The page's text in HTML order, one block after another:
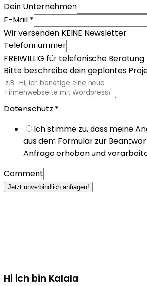
Dein Unternehmen
E-Mail *
Wir versenden KEINE Newsletter
Telefonnummer
FREIWILLIG für telefonische Beratung
Bitte beschreibe dein geplantes
Datenschutz *
Ich stimme zu, dass meine
aus dem Formular zur
Anfrage erhoben und
Comment
Jetzt unverbindlich anfragen!
Hi ich bin Kalala